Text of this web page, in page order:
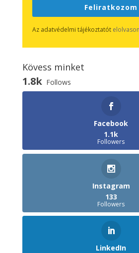
Feliratkozom
Az adatvédelmi tájékoztatót
Kövess minket
1.8k Follows
Facebook
1.1k
Followers
Instagram
133
Followers
LinkedIn